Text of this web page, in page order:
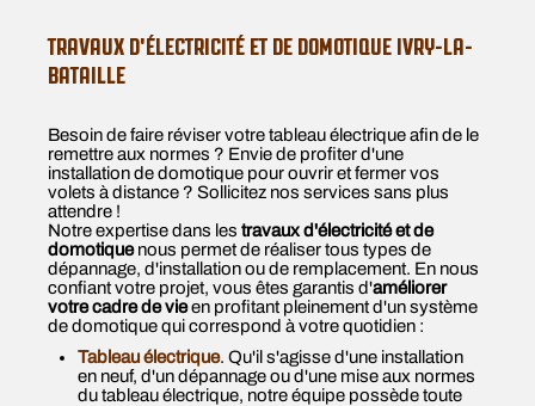
TRAVAUX D'ÉLECTRICITÉ ET DE DOMOTIQUE IVRY-LA-
BATAILLE
Besoin de faire réviser votre tableau électrique afin de le
remettre aux normes ? Envie de profiter d'une
installation de domotique pour ouvrir et fermer vos
volets à distance ? Sollicitez nos services sans plus
attendre !
Notre expertise dans les travaux d'électricité et de
domotiquenous permet de réaliser tous types de
dépannage, d'installation ou de remplacement. En nous
confiant votre projet, vous êtes garantis d'améliorer
votre cadre de vieen profitant pleinement d'un système
de domotique qui correspond à votre quotidien :
Tableau électrique. Qu'il s'agisse d'une installation
en neuf, d'un dépannage ou d'une mise aux normes
du tableau électrique, notre équipe possède toute